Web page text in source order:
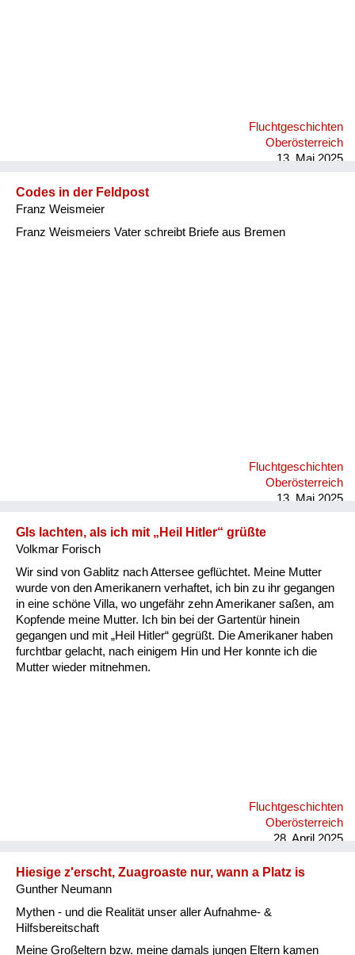
Fluchtgeschichten
Oberösterreich
13. Mai 2025
Codes in der Feldpost
Franz Weismeier
Franz Weismeiers Vater schreibt Briefe aus Bremen
Fluchtgeschichten
Oberösterreich
13. Mai 2025
GIs lachten, als ich mit „Heil Hitler“ grüßte
Volkmar Forisch
Wir sind von Gablitz nach Attersee geflüchtet. Meine Mutter
wurde von den Amerikanern verhaftet, ich bin zu ihr gegangen
in eine schöne Villa, wo ungefähr zehn Amerikaner saßen, am
Kopfende meine Mutter. Ich bin bei der Gartentür hinein
gegangen und mit „Heil Hitler“ gegrüßt. Die Amerikaner haben
furchtbar gelacht, nach einigem Hin und Her konnte ich die
Mutter wieder mitnehmen.
Fluchtgeschichten
Oberösterreich
28. April 2025
Hiesige z'erscht, Zuagroaste nur, wann a Platz is
Gunther Neumann
Mythen - und die Realität unser aller Aufnahme- &
Hilfsbereitschaft
Meine Großeltern bzw. meine damals jungen Eltern kamen